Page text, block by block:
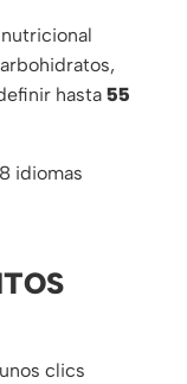
hasta 55
idiomas
clics